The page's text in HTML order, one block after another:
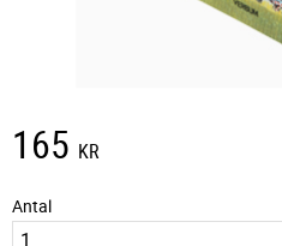
165 KR
Antal